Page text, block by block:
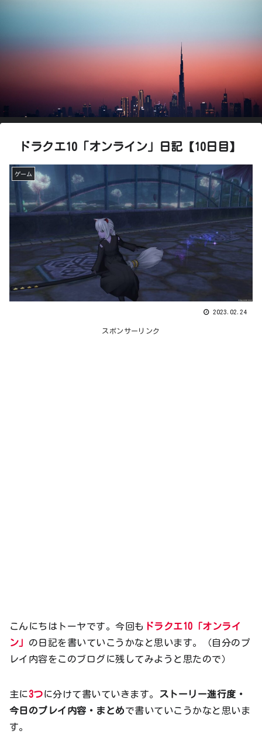
ドラクエ10「オンライン」日記【10日目】
ゲーム
2023.02.24
スポンサーリンク
こんにちはトーヤです。今回も
ドラクエ10「オンライ
ン」 の日記を書いていこうかなと思います。（自分のプ
レイ内容をこのブログに残してみようと思たので）
主に3つに分けて書いていきます。
ストーリー進行度・
今日のプレイ内容・まとめで書いていこうかなと思いま
す。